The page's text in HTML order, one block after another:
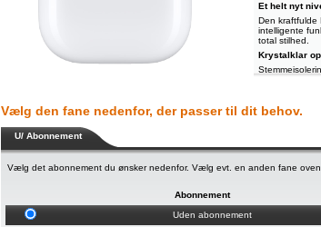
Et helt nyt
Den kraftfulde
intelligente
total stilhed.
Krystalklar
Snak via
FaceTime-
Adaptiv EQ
Aktiv
design. Med
lavfrekvent
Lader hurtigt
Vælg den fane nedenfor, der passer til dit behov.
U/ Abonnement
Vælg det abonnement du ønsker nedenfor. Vælg evt. en anden fane
Abonnement
Uden abonnement